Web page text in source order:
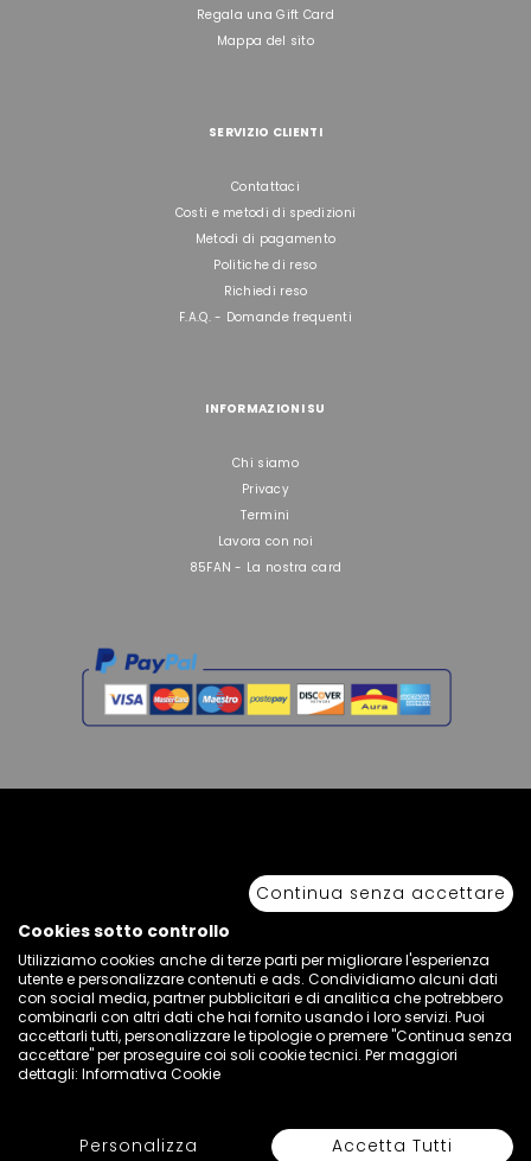
Regala una Gift Card
Mappa del sito
SERVIZIO CLIENTI
Contattaci
Costi e metodi di spedizioni
Metodi di pagamento
Politiche di reso
Richiedi reso
F.A.Q. - Domande frequenti
INFORMAZIONI SU
Chi siamo
Privacy
Termini
Lavora con noi
85FAN - La nostra card
anche parziale.
Via Piave Km 68,600 • 04100 Latina, Italia | P.IVA 01222400598 • N° REA LT -
77855
Continua senza accettare
Cookies sotto controllo
Utilizziamo cookies anche di terze parti per migliorare l'esperienza
utente e personalizzare contenuti e ads. Condividiamo alcuni dati
con social media, partner pubblicitari e di analitica che potrebbero
combinarli con altri dati che hai fornito usando i loro servizi. Puoi
accettarli tutti, personalizzare le tipologie o premere "Continua senza
accettare" per proseguire coi soli cookie tecnici. Per maggiori
dettagli: Informativa Cookie
Personalizza Accetta Tutti